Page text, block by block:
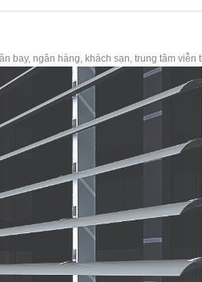
bay, ngân hàng, khách sạn, trung tâm viễn